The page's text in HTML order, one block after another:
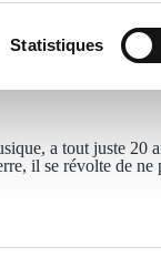
Statistiques
a tout juste 20
il se révolte de ne